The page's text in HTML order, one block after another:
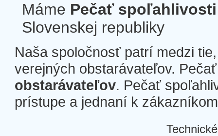
Máme Pečať spoľahlivosti
Slovenskej republiky
Naša spoločnosť patrí medzi
verejných obstarávateľov.
obstarávateľov. Pečať
prístupe a jednaní k